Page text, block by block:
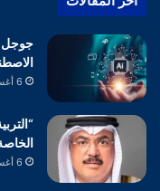
جوجل
6 أغسطس، 2026
6 أغسطس، 2026